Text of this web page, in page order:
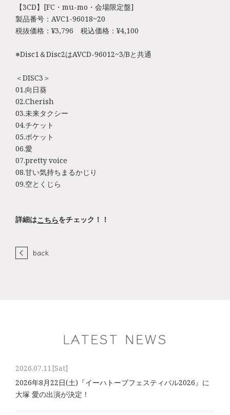
【3CD】[FC・mu-mo・会場限定盤]
製品番号：AVC1-96018~20
税抜価格：¥3,796 税込価格：¥4,100
※Disc1＆Disc2はAVCD-96012~3/Bと共通
＜DISC3＞
01.向日葵
02.Cherish
03.未来タクシー
04.チケット
05.ポケット
06.愛
07.pretty voice
08.甘い気持ちまるかじり
09.空とくじら
詳細はこちらをチェック！！
back
LATEST NEWS
2026.07.11[Sat]
2026年8⽉22⽇(土)『イーハトーブフェスティバル2026』に
大塚 愛の出演が決定！